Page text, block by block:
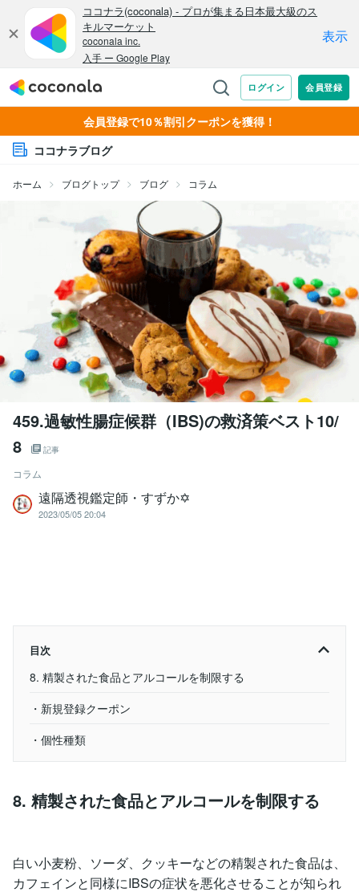
会員登録で10％割引クーポンを獲得！
ココナラブログ
ホーム ブログトップ ブログ コラム
459.過敏性腸症候群（IBS)の救済策ベスト10/
8
記事
コラム
遠隔透視鑑定師・すずか✡
2023/05/05 20:04
目次
8. 精製された食品とアルコールを制限する
・新規登録クーポン
・個性種類
8. 精製された食品とアルコールを制限する
白い小麦粉、ソーダ、クッキーなどの精製された食品は、
カフェインと同様にIBSの症状を悪化させることが知られ